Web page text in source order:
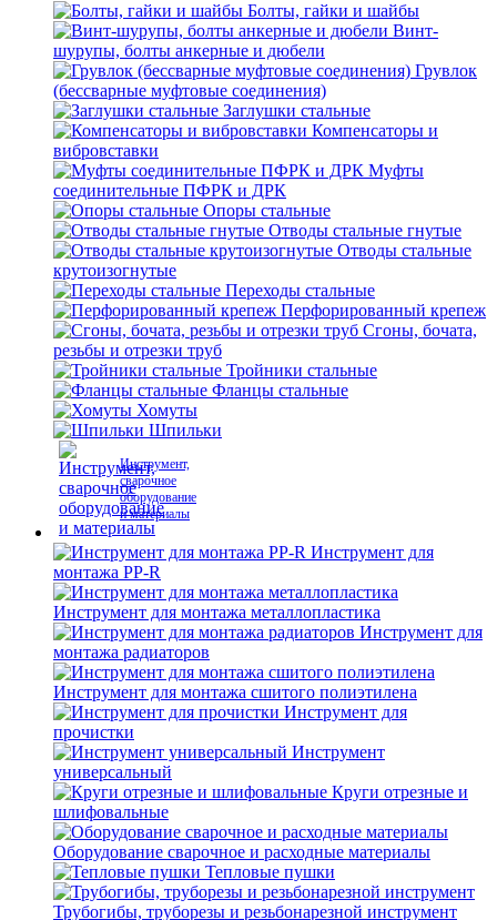
Болты, гайки и шайбы
Винт-
шурупы, болты анкерные и дюбели
Грувлок
(бессварные муфтовые соединения)
Заглушки стальные
Компенсаторы и
вибровставки
Муфты
соединительные ПФРК и ДРК
Опоры стальные
Отводы стальные гнутые
Отводы стальные
крутоизогнутые
Переходы стальные
Перфорированный крепеж
Сгоны, бочата,
резьбы и отрезки труб
Тройники стальные
Фланцы стальные
Хомуты
Шпильки
Инструмент,
сварочное
оборудование
и материалы
Инструмент для
монтажа PP-R
Инструмент для монтажа металлопластика
Инструмент для
монтажа радиаторов
Инструмент для монтажа сшитого полиэтилена
Инструмент для
прочистки
Инструмент
универсальный
Круги отрезные и
шлифовальные
Оборудование сварочное и расходные материалы
Тепловые пушки
Трубогибы, труборезы и резьбонарезной инструмент